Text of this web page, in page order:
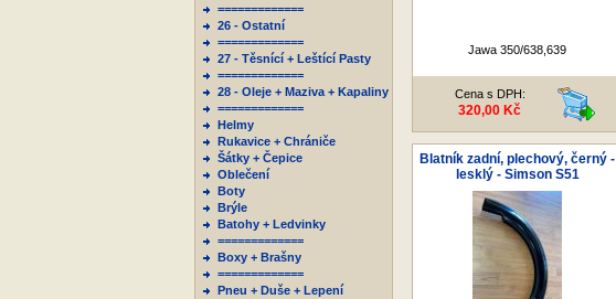
=============
26 - Ostatní
=============
27 - Těsnící + Leštící Pasty
=============
28 - Oleje + Maziva + Kapaliny
=============
Helmy
Rukavice + Chrániče
Šátky + Čepice
Oblečení
Boty
Brýle
Batohy + Ledvinky
=============
Boxy + Brašny
=============
Pneu + Duše + Lepení
Jawa 350/638,639
Cena s DPH:
320,00 Kč
Blatník zadní, plechový, černý -
lesklý - Simson S51